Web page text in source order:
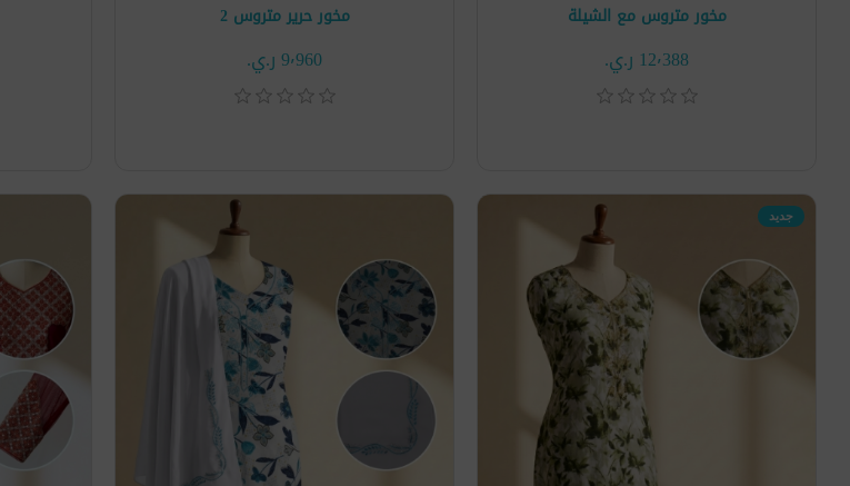
مخور متروس مع الشيلة
12٬388 ر.ي.‏
مخور حرير متروس 2
9٬960 ر.ي.‏
جديد